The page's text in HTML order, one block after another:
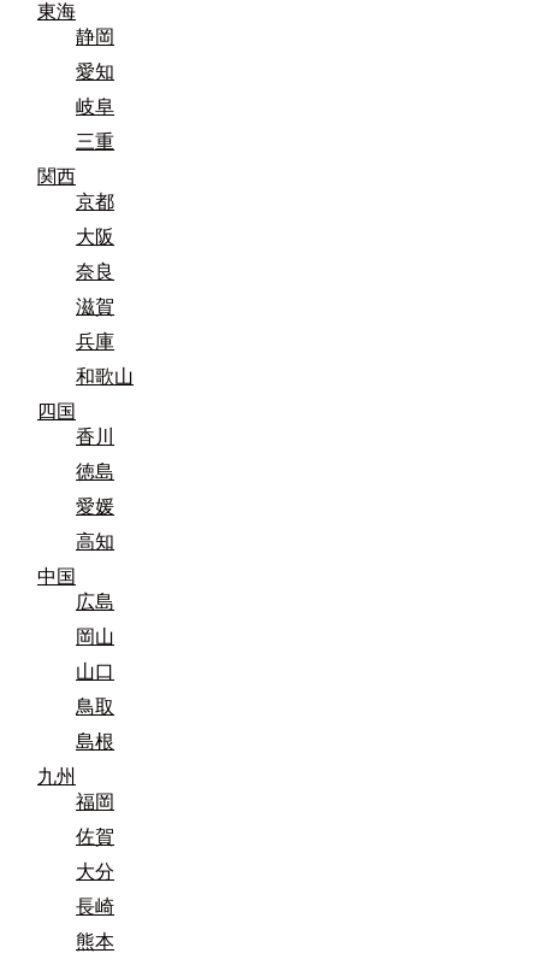
東海
静岡
愛知
岐阜
三重
関西
京都
大阪
奈良
滋賀
兵庫
和歌山
四国
香川
徳島
愛媛
高知
中国
広島
岡山
山口
鳥取
島根
九州
福岡
佐賀
大分
長崎
熊本